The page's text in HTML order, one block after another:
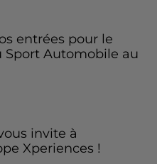
entrées pour le
Sport Automobile au
invite à
Xperiences !